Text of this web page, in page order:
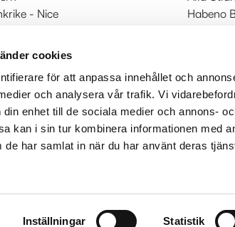
cookies
för att anpassa innehållet och
och analysera vår trafik. Vi
din enhet till de sociala medier och annons-
kan i sin tur kombinera informationen med
de har samlat in när du har använt deras
Inställningar Statistik
- Nice
Habeno